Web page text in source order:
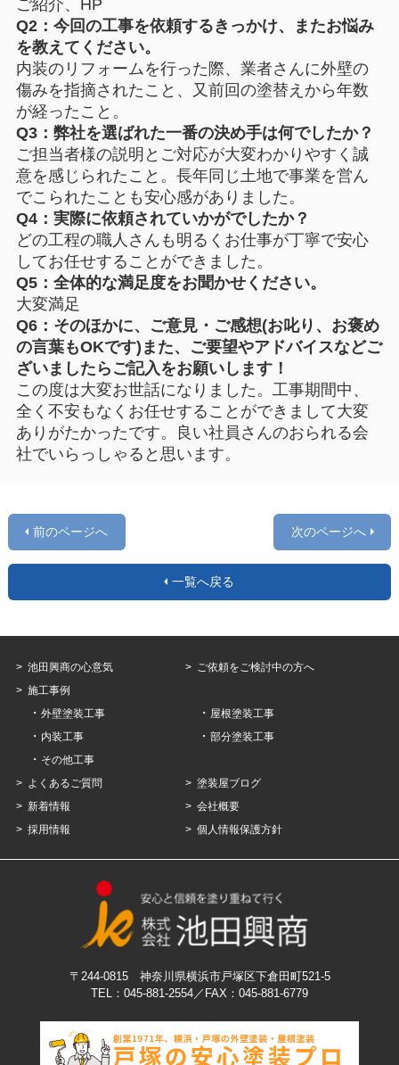
ご紹介、HP
Q2：今回の工事を依頼するきっかけ、またお悩み
を教えてください。
内装のリフォームを行った際、業者さんに外壁の
傷みを指摘されたこと、又前回の塗替えから年数
が経ったこと。
Q3：弊社を選ばれた一番の決め手は何でしたか？
ご担当者様の説明とご対応が大変わかりやすく誠
意を感じられたこと。長年同じ土地で事業を営ん
でこられたことも安心感がありました。
Q4：実際に依頼されていかがでしたか？
どの工程の職人さんも明るくお仕事が丁寧で安心
してお任せすることができました。
Q5：全体的な満足度をお聞かせください。
大変満足
Q6：そのほかに、ご意見・ご感想(お叱り、お褒め
の言葉もOKです)また、ご要望やアドバイスなどご
ざいましたらご記入をお願いします！
この度は大変お世話になりました。工事期間中、
全く不安もなくお任せすることができまして大変
ありがたかったです。良い社員さんのおられる会
社でいらっしゃると思います。
前のページへ 次のページへ
一覧へ戻る
池田興商の心意気
ご依頼をご検討中の方へ
施工事例
外壁塗装工事
屋根塗装工事
内装工事
部分塗装工事
その他工事
よくあるご質問
塗装屋ブログ
新着情報
会社概要
採用情報
個人情報保護方針
〒244-0815 神奈川県横浜市戸塚区下倉田町521-5
TEL：045-881-2554 ／FAX：045‐881‐6779